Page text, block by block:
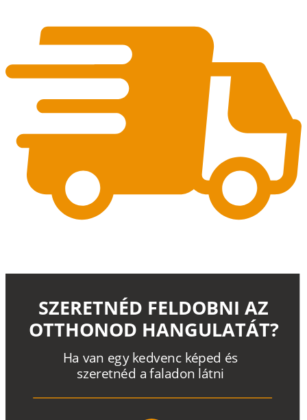
Ha van egy kedvenc képed és
szeretnéd a faladon látni
SZERETNÉD FELDOBNI AZ
OTTHONOD HANGULATÁT?